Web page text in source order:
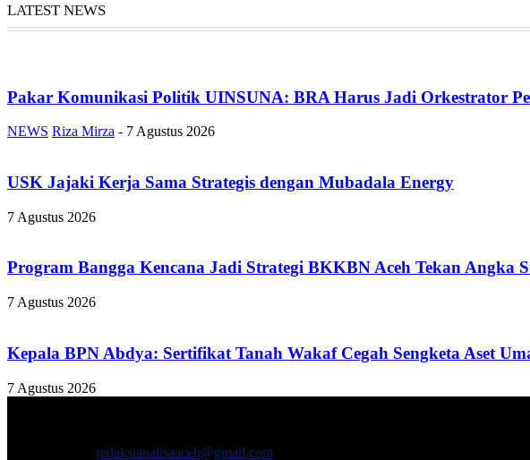
LATEST NEWS
Pakar Komunikasi Politik UINSUNA: BRA Harus Jadi Orkestrator
NEWS Riza Mirza - 7 Agustus 2026
USK Jajaki Kerja Sama Strategis dengan Mubadala Energy
7 Agustus 2026
Program Bangga Kencana Jadi Strategi BKKBN Aceh Tekan Angka
7 Agustus 2026
Kepala BPN Abdya: Sertifikat Tanah Wakaf Cegah Sengketa Aset
7 Agustus 2026
redaksianalisaaceh@gmail.com